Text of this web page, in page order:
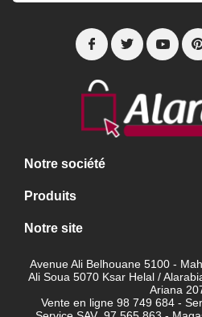
Notre société
Produits
Notre site
Avenue Ali Belhouane 5100 -
Ali Soua 5070 Ksar Helal /
Ariana
Vente en ligne 98 749 684 -